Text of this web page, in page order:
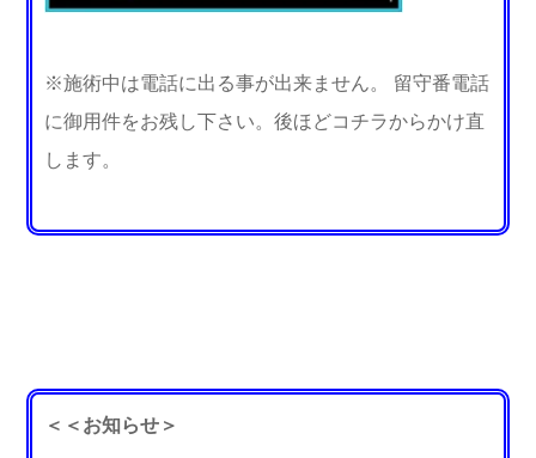
※施術中は電話に出る事が出来ません。 留守番電話
に御用件をお残し下さい。後ほどコチラからかけ直
します。
＜＜お知らせ＞